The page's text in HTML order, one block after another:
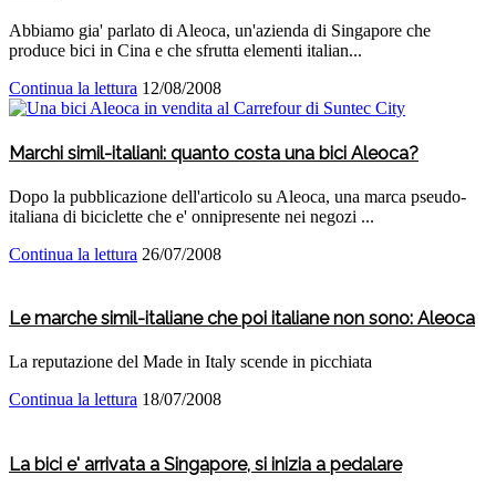
Abbiamo gia' parlato di Aleoca, un'azienda di Singapore che
produce bici in Cina e che sfrutta elementi italian...
Continua la lettura 12/08/2008
Marchi simil-italiani: quanto costa una bici Aleoca?
Dopo la pubblicazione dell'articolo su Aleoca, una marca pseudo-
italiana di biciclette che e' onnipresente nei negozi ...
Continua la lettura 26/07/2008
Le marche simil-italiane che poi italiane non sono: Aleoca
La reputazione del Made in Italy scende in picchiata
Continua la lettura 18/07/2008
La bici e' arrivata a Singapore, si inizia a pedalare